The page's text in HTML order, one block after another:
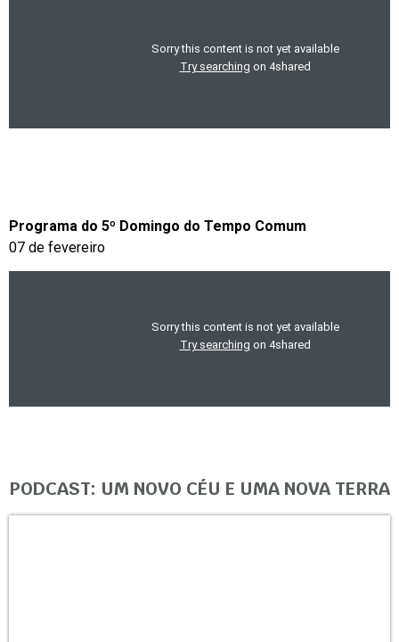
Programa do 5º Domingo do Tempo Comum
07 de fevereiro
PODCAST: UM NOVO CÉU E UMA NOVA TERRA